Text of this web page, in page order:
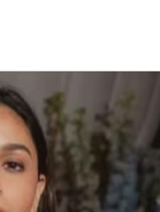
सीरीज से पहले
मयंक यादव,